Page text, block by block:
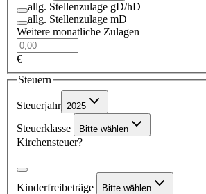
allg. Stellenzulage gD/hD
allg. Stellenzulage mD
Weitere monatliche Zulagen
€
Steuern
Steuerjahr 2025
Steuerklasse Bitte wählen
Kirchensteuer?
Kinderfreibeträge Bitte wählen